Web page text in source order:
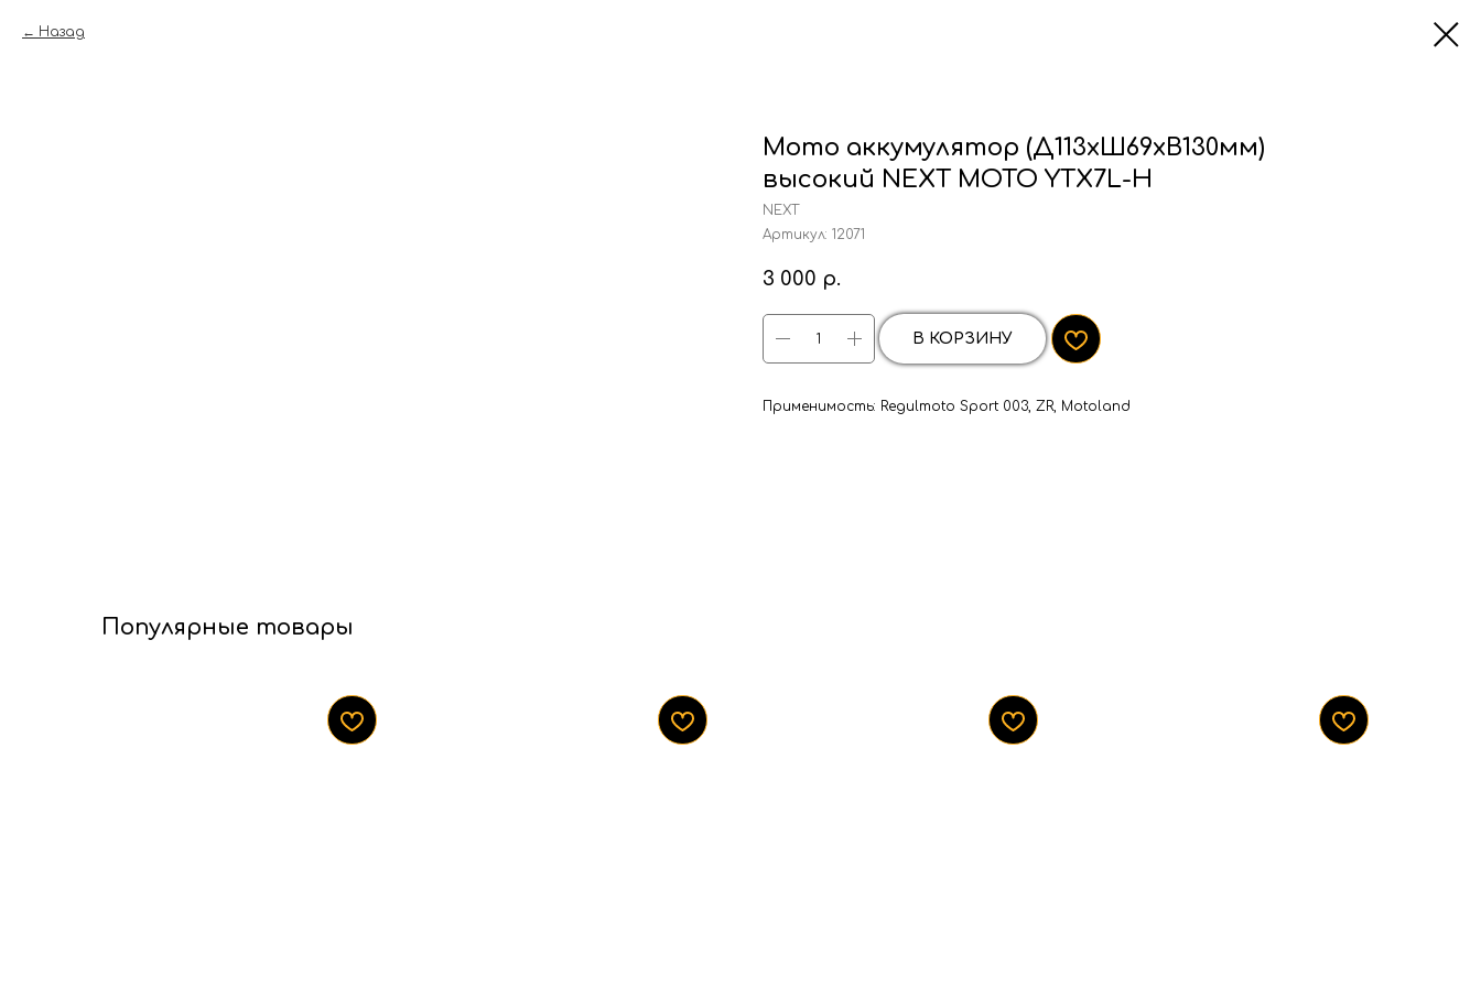
Назад
Мото аккумулятор (Д113xШ69xВ130мм)
высокий NEXT MOTO YTX7L-H
NEXT
Артикул: 12071
3 000 р.
В КОРЗИНУ
Применимость: Regulmoto Sport 003, ZR, Motoland
Популярные товары